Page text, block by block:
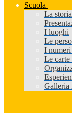
Scuola
La storia
I luoghi
Le
I numeri
Le carte
Galleria